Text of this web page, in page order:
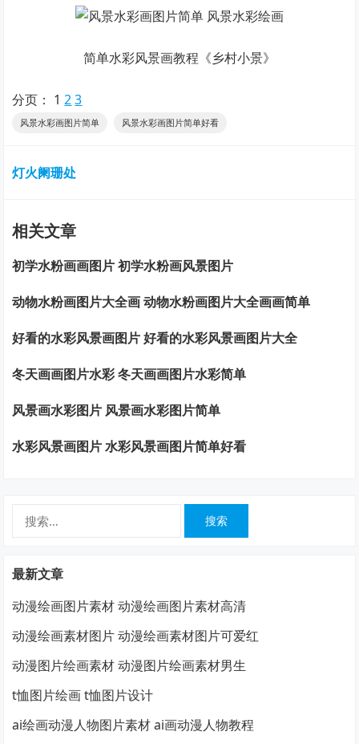
简单水彩风景画教程《乡村小景》
分页： 1 2 3
风景水彩画图片简单 风景水彩画图片简单好看
灯火阑珊处
相关文章
初学水粉画画图片 初学水粉画风景图片
动物水粉画图片大全画 动物水粉画图片大全画画简单
好看的水彩风景画图片 好看的水彩风景画图片大全
冬天画画图片水彩 冬天画画图片水彩简单
风景画水彩图片 风景画水彩图片简单
水彩风景画图片 水彩风景画图片简单好看
最新文章
动漫绘画图片素材 动漫绘画图片素材高清
动漫绘画素材图片 动漫绘画素材图片可爱红
动漫图片绘画素材 动漫图片绘画素材男生
t恤图片绘画 t恤图片设计
ai绘画动漫人物图片素材 ai画动漫人物教程